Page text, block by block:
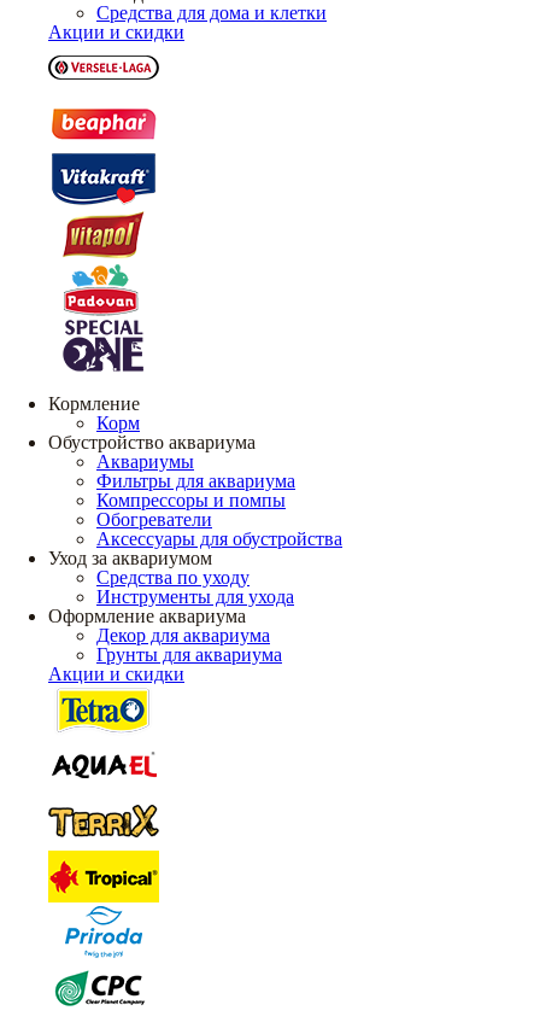
Средства для дома и клетки
Акции и скидки
Кормление
Корм
Обустройство аквариума
Аквариумы
Фильтры для аквариума
Компрессоры и помпы
Обогреватели
Аксессуары для обустройства
Уход за аквариумом
Средства по уходу
Инструменты для ухода
Оформление аквариума
Декор для аквариума
Грунты для аквариума
Акции и скидки